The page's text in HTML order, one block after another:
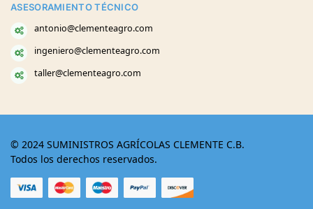
ASESORAMIENTO TÉCNICO
antonio@clementeagro.com
ingeniero@clementeagro.com
taller@clementeagro.com
© 2024 SUMINISTROS AGRÍCOLAS CLEMENTE C.B.
Todos los derechos reservados.